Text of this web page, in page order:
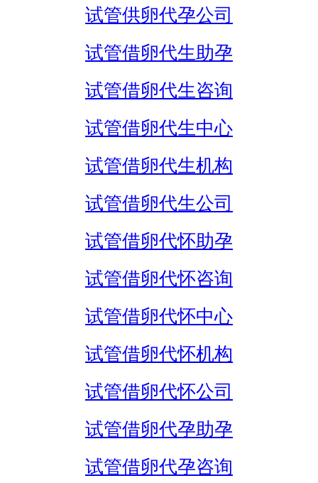
试管供卵代孕公司
试管借卵代生助孕
试管借卵代生咨询
试管借卵代生中心
试管借卵代生机构
试管借卵代生公司
试管借卵代怀助孕
试管借卵代怀咨询
试管借卵代怀中心
试管借卵代怀机构
试管借卵代怀公司
试管借卵代孕助孕
试管借卵代孕咨询